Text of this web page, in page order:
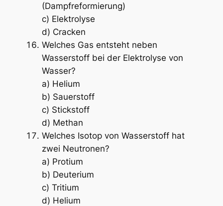
(Dampfreformierung)
c) Elektrolyse
d) Cracken
Welches Gas entsteht neben
Wasserstoff bei der Elektrolyse von
Wasser?
a) Helium
b) Sauerstoff
c) Stickstoff
d) Methan
Welches Isotop von Wasserstoff hat
zwei Neutronen?
a) Protium
b) Deuterium
c) Tritium
d) Helium